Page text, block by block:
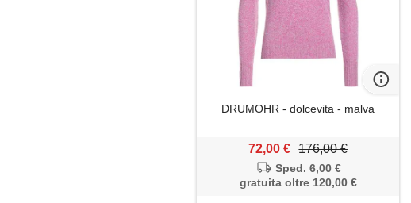
DRUMOHR - dolcevita - malva
72,00 € 176,00 €
Sped. 6,00 €
gratuita oltre 120,00 €